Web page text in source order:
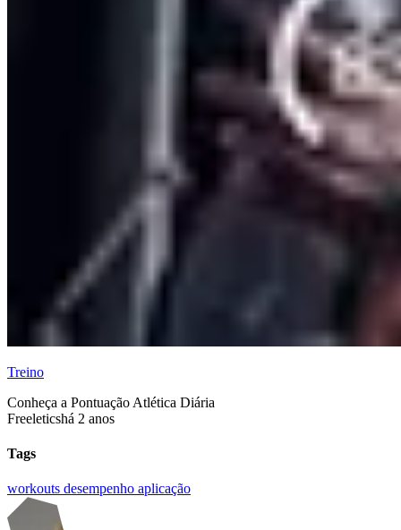
Treino
Conheça a Pontuação Atlética Diária
Freeleticshá 2 anos
Tags
workouts desempenho aplicação